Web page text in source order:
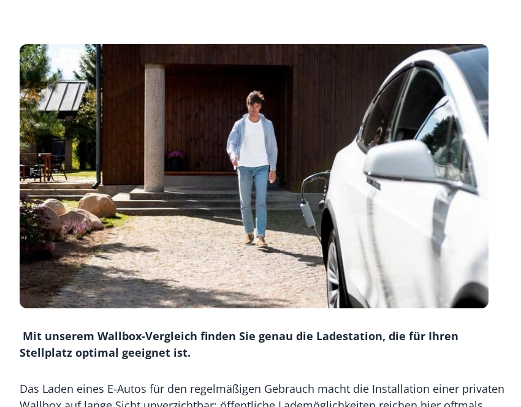
Mit unserem Wallbox-Vergleich finden Sie genau die Ladestation, die für Ihren
Stellplatz optimal geeignet ist.
Das Laden eines E-Autos für den regelmäßigen Gebrauch macht die Installation einer privaten